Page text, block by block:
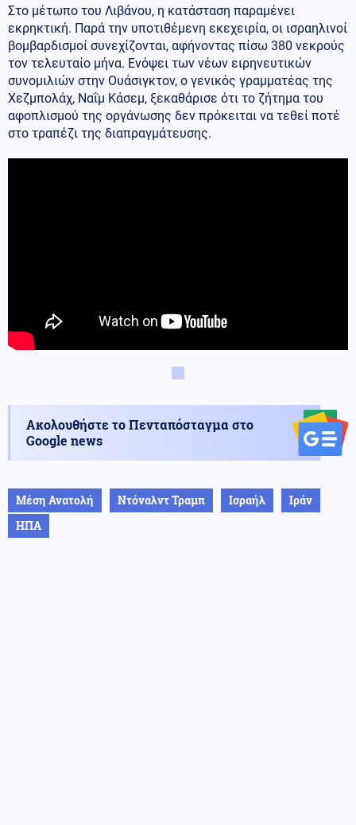
Στο μέτωπο του Λιβάνου, η κατάσταση παραμένει
εκρηκτική. Παρά την υποτιθέμενη εκεχειρία, οι ισραηλινοί
βομβαρδισμοί συνεχίζονται, αφήνοντας πίσω 380 νεκρούς
τον τελευταίο μήνα. Ενόψει των νέων ειρηνευτικών
συνομιλιών στην Ουάσιγκτον, ο γενικός γραμματέας της
Χεζμπολάχ, Ναΐμ Κάσεμ, ξεκαθάρισε ότι το ζήτημα του
αφοπλισμού της οργάνωσης δεν πρόκειται να τεθεί ποτέ
στο τραπέζι της διαπραγμάτευσης.
Ακολουθήστε το Πενταπόσταγμα στο
Google news
Μέση Ανατολή Ντόναλντ Τραμπ Ισραήλ
Ιράν
ΗΠΑ